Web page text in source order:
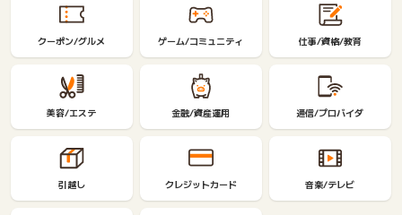
クーポン/グルメ ゲーム/コミュニティ 仕事/資格/教育
美容/エステ 金融/資産運用 通信/プロバイダ
引越し クレジットカード 音楽/テレビ